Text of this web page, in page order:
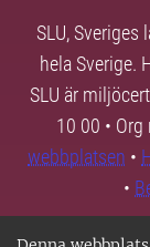
SLU,
hela Sverige.
SLU är
10 00 •
webbplatsen •
•